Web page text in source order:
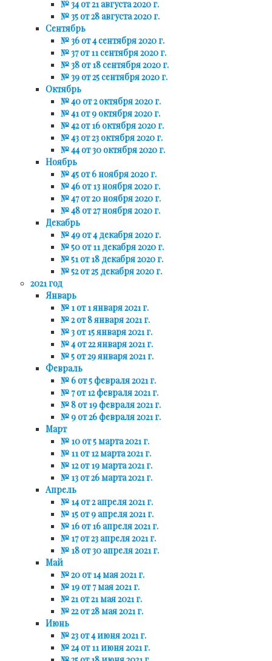
№ 34 от 21 августа 2020 г.
№ 35 от 28 августа 2020 г.
Сентябрь
№ 36 от 4 сентября 2020 г.
№ 37 от 11 сентября 2020 г.
№ 38 от 18 сентября 2020 г.
№ 39 от 25 сентября 2020 г.
Октябрь
№ 40 от 2 октября 2020 г.
№ 41 от 9 октября 2020 г.
№ 42 от 16 октября 2020 г.
№ 43 от 23 октября 2020 г.
№ 44 от 30 октября 2020 г.
Ноябрь
№ 45 от 6 ноября 2020 г.
№ 46 от 13 ноября 2020 г.
№ 47 от 20 ноября 2020 г.
№ 48 от 27 ноября 2020 г.
Декабрь
№ 49 от 4 декабря 2020 г.
№ 50 от 11 декабря 2020 г.
№ 51 от 18 декабря 2020 г.
№ 52 от 25 декабря 2020 г.
2021 год
Январь
№ 1 от 1 января 2021 г.
№ 2 от 8 января 2021 г.
№ 3 от 15 января 2021 г.
№ 4 от 22 января 2021 г.
№ 5 от 29 января 2021 г.
Февраль
№ 6 от 5 февраля 2021 г.
№ 7 от 12 февраля 2021 г.
№ 8 от 19 февраля 2021 г.
№ 9 от 26 февраля 2021 г.
Март
№ 10 от 5 марта 2021 г.
№ 11 от 12 марта 2021 г.
№ 12 от 19 марта 2021 г.
№ 13 от 26 марта 2021 г.
Апрель
№ 14 от 2 апреля 2021 г.
№ 15 от 9 апреля 2021 г.
№ 16 от 16 апреля 2021 г.
№ 17 от 23 апреля 2021 г.
№ 18 от 30 апреля 2021 г.
Май
№ 20 от 14 мая 2021 г.
№ 19 от 7 мая 2021 г.
№ 21 от 21 мая 2021 г.
№ 22 от 28 мая 2021 г.
Июнь
№ 23 от 4 июня 2021 г.
№ 24 от 11 июня 2021 г.